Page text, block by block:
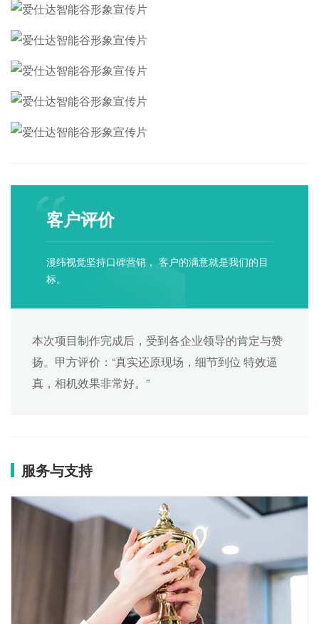
客户评价
漫纬视觉坚持口碑营销， 客户的满意就是我们的目
标。
本次项目制作完成后，受到各企业领导的肯定与赞
扬。甲方评价：“真实还原现场，细节到位 特效逼
真，相机效果非常好。”
服务与支持